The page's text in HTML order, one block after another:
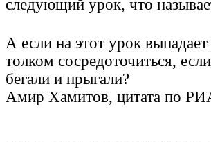
следующий урок, что
А если на этот урок
толком сосредоточиться,
бегали и прыгали?
Амир Хамитов, цитата по